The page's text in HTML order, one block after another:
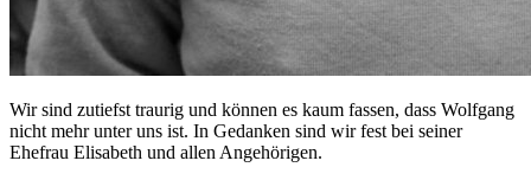
Wir sind zutiefst traurig und können es kaum fassen, dass Wolfgang
nicht mehr unter uns ist. In Gedanken sind wir fest bei seiner
Ehefrau Elisabeth und allen Angehörigen.